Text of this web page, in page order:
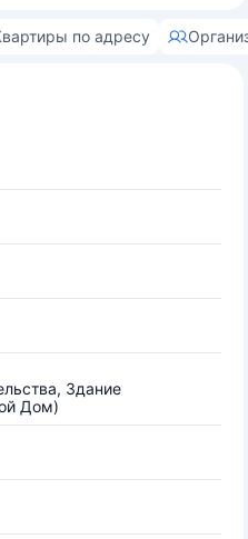
по адресу
Здание
Дом)